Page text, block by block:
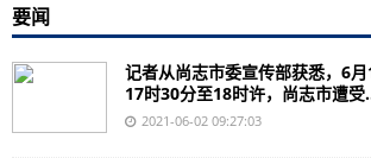
“三孩”政策来了 配套措施如何跟上
随意停放无法还车！福州6月1日起开
要闻
记者从尚志市委宣传部获悉，6月
17时30分至18时许，尚志市遭受
2021-06-02 09:27:03